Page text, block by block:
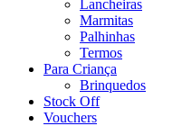
Lancheiras
Marmitas
Palhinhas
Termos
Para Criança
Brinquedos
Stock Off
Vouchers